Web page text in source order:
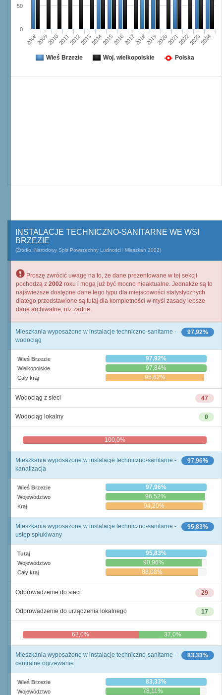
20082009201020112012201320142015201620172018201920202021202220232024
0
50
Wieś Brzezie Woj. wielkopolskie Polska
INSTALACJE TECHNICZNO-SANITARNE WE WSI
BRZEZIE
(Źródło: Narodowy Spis Powszechny Ludności i Mieszkań 2002)
Proszę zwrócić uwagę na to, że dane prezentowane w tej sekcji
pochodzą z 2002 roku i mogą już być mocno nieaktualne. Jednakże są to
najświeższe dostępne dane tego typu dla miejscowości statystycznych
dlatego przedstawione są tutaj dla kompletności w myśl zasady lepsze
dane archiwalne, niż żadne.
97,92%
Mieszkania wyposażone w instalacje techniczno-sanitarne -
wodociąg
Wieś Brzezie 97,92%
Wielkopolskie 97,84%
Cały kraj 95,62%
47
Wodociąg z sieci
0
Wodociąg lokalny
100,0%
97,96%
Mieszkania wyposażone w instalacje techniczno-sanitarne -
kanalizacja
Wieś Brzezie 97,96%
Województwo 96,52%
Kraj 94,20%
95,83%
Mieszkania wyposażone w instalacje techniczno-sanitarne -
ustęp spłukiwany
Tutaj 95,83%
Województwo 90,96%
Cały kraj 88,08%
29
Odprowadzenie do sieci
17
Odprowadzenie do urządzenia lokalnego
63,0% 37,0%
83,33%
Mieszkania wyposażone w instalacje techniczno-sanitarne -
centralne ogrzewanie
Wieś Brzezie 83,33%
Województwo 78,11%